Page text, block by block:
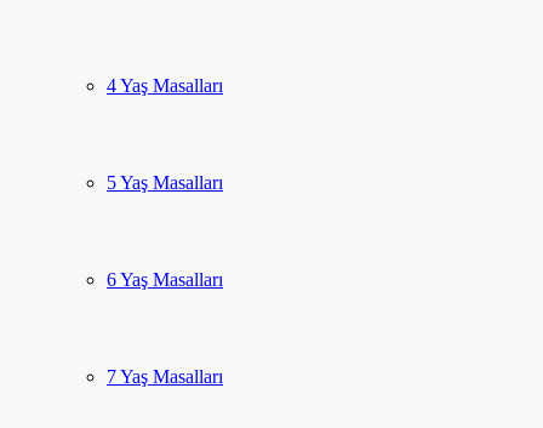
4 Yaş Masalları
5 Yaş Masalları
6 Yaş Masalları
7 Yaş Masalları